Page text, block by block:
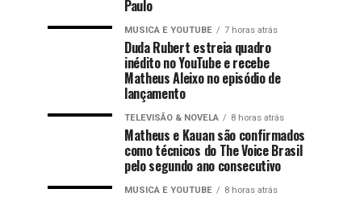
Paulo
MUSICA E YOUTUBE 7 horas atrás
Duda Rubert estreia quadro
inédito no YouTube e recebe
Matheus Aleixo no episódio de
lançamento
TELEVISÃO & NOVELA 8 horas atrás
Matheus e Kauan são confirmados
como técnicos do The Voice Brasil
pelo segundo ano consecutivo
MUSICA E YOUTUBE 8 horas atrás